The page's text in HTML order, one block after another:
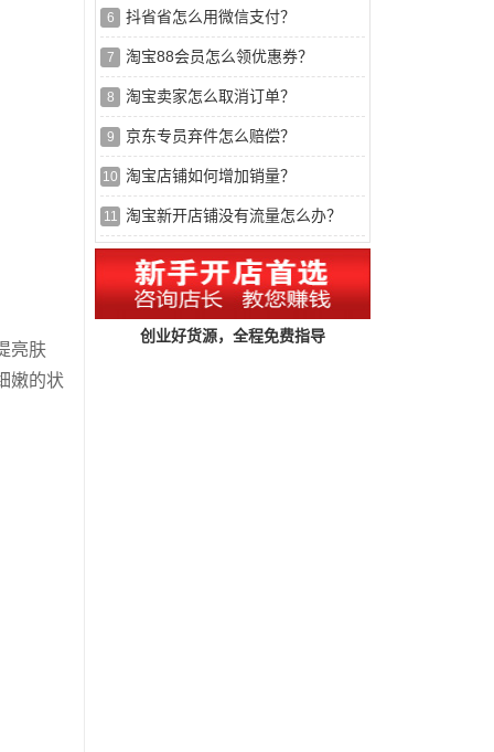
亮肤
嫩的状
6 抖省省怎么用微信支付？
7 淘宝88会员怎么领优惠券？
8 淘宝卖家怎么取消订单？
9 京东专员弃件怎么赔偿？
10 淘宝店铺如何增加销量？
11 淘宝新开店铺没有流量怎么办？
创业好货源，全程免费指导